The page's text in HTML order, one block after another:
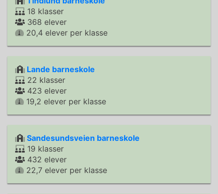
18 klasser
368 elever
20,4 elever per klasse
Lande barneskole
22 klasser
423 elever
19,2 elever per klasse
Sandesundsveien barneskole
19 klasser
432 elever
22,7 elever per klasse